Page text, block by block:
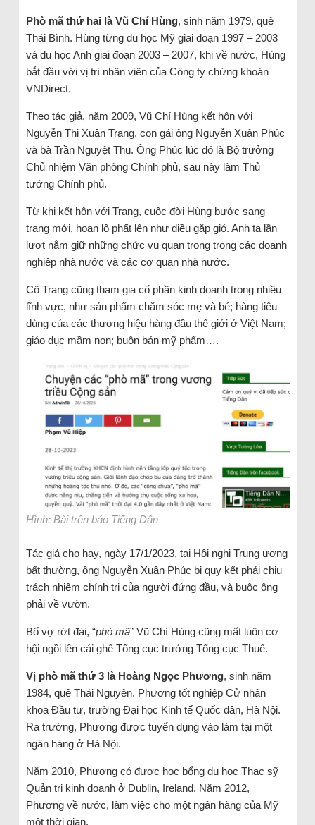
Phò mã thứ hai là Vũ Chí Hùng, sinh năm 1979, quê
Thái Bình. Hùng từng du học Mỹ giai đoạn 1997 – 2003
và du học Anh giai đoạn 2003 – 2007, khi về nước, Hùng
bắt đầu với vị trí nhân viên của Công ty chứng khoán
VNDirect.
Theo tác giả, năm 2009, Vũ Chí Hùng kết hôn với
Nguyễn Thị Xuân Trang, con gái ông Nguyễn Xuân Phúc
và bà Trần Nguyệt Thu. Ông Phúc lúc đó là Bộ trưởng
Chủ nhiệm Văn phòng Chính phủ, sau này làm Thủ
tướng Chính phủ.
Từ khi kết hôn với Trang, cuộc đời Hùng bước sang
trang mới, hoạn lộ phất lên như diều gặp gió. Anh ta lần
lượt nắm giữ những chức vụ quan trọng trong các doanh
nghiệp nhà nước và các cơ quan nhà nước.
Cô Trang cũng tham gia cổ phần kinh doanh trong nhiều
lĩnh vực, như sản phẩm chăm sóc mẹ và bé; hàng tiêu
dùng của các thương hiệu hàng đầu thế giới ở Việt Nam;
giáo dục mầm non; buôn bán mỹ phẩm….
Hình: Bài trên báo Tiếng Dân
Tác giả cho hay, ngày 17/1/2023, tại Hội nghị Trung ương
bất thường, ông Nguyễn Xuân Phúc bị quy kết phải chịu
trách nhiệm chính trị của người đứng đầu, và buộc ông
phải về vườn.
Bố vợ rớt đài, “phò mã” Vũ Chí Hùng cũng mất luôn cơ
hội ngồi lên cái ghế Tổng cục trưởng Tổng cục Thuế.
Vị phò mã thứ 3 là Hoàng Ngọc Phương, sinh năm
1984, quê Thái Nguyên. Phương tốt nghiệp Cử nhân
khoa Đầu tư, trường Đại học Kinh tế Quốc dân, Hà Nội.
Ra trường, Phương được tuyển dụng vào làm tại một
ngân hàng ở Hà Nội.
Năm 2010, Phương có được học bổng du học Thạc sỹ
Quản trị kinh doanh ở Dublin, Ireland. Năm 2012,
Phương về nước, làm việc cho một ngân hàng của Mỹ
một thời gian.